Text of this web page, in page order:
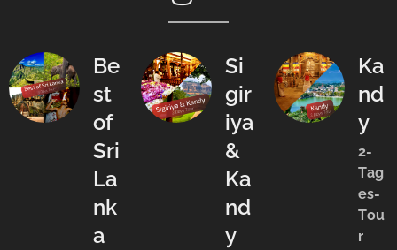
Be
st
of
Sri
La
nk
a
Si
gir
iya
&
Ka
nd
y
Ka
nd
y
2-
Tag
es-
Tou
r